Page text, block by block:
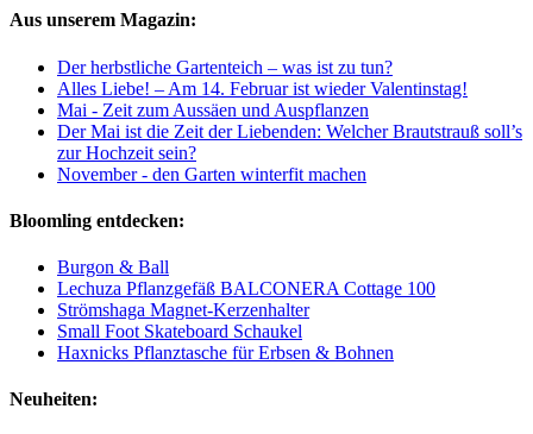
Aus unserem Magazin:
Der herbstliche Gartenteich – was ist zu tun?
Alles Liebe! – Am 14. Februar ist wieder Valentinstag!
Mai - Zeit zum Aussäen und Auspflanzen
Der Mai ist die Zeit der Liebenden: Welcher Brautstrauß soll’s
zur Hochzeit sein?
November - den Garten winterfit machen
Bloomling entdecken:
Burgon & Ball
Lechuza Pflanzgefäß BALCONERA Cottage 100
Strömshaga Magnet-Kerzenhalter
Small Foot Skateboard Schaukel
Haxnicks Pflanztasche für Erbsen & Bohnen
Neuheiten: